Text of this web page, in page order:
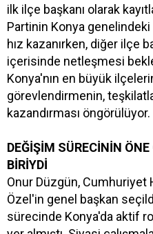
ilk ilçe başkanı olarak
Partinin Konya
hız kazanırken, diğer ilçe
içerisinde netleşmesi
Konya'nın en büyük
görevlendirmenin,
kazandırması öngörülüyor.
DEĞİŞİM SÜRECİNİN
BİRİYDİ
Onur Düzgün, Cumhuriyet
Özel'in genel başkan
sürecinde Konya'da aktif